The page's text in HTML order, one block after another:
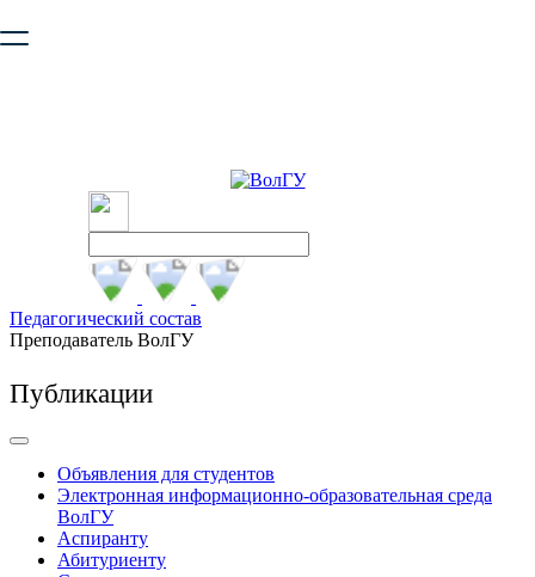
безопасную работу с сайтом. Пожалуйста
Педагогический состав
Преподаватель ВолГУ
Публикации
Объявления для студентов
Электронная информационно-образовательная среда
ВолГУ
Аспиранту
Абитуриенту